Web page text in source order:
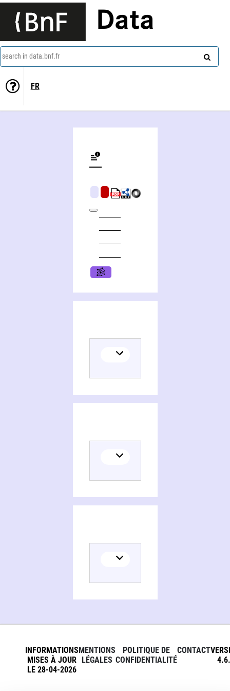
Data
search in data.bnf.fr
FR
INFORMATIONS
MISES À JOUR
LE 28-04-2026
MENTIONS
LÉGALES
POLITIQUE DE
CONFIDENTIALITÉ
CONTACT